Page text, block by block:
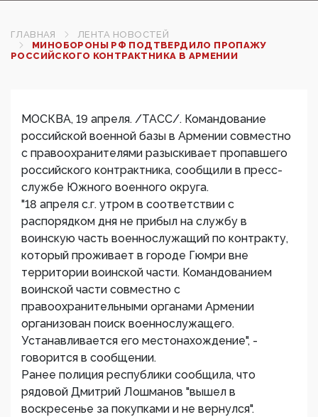
ГЛАВНАЯ
ЛЕНТА НОВОСТЕЙ
МИНОБОРОНЫ РФ ПОДТВЕРДИЛО ПРОПАЖУ
РОССИЙСКОГО КОНТРАКТНИКА В АРМЕНИИ‍
МОСКВА, 19 апреля. /ТАСС/. Командование
российской военной базы в Армении совместно
с правоохранителями разыскивает пропавшего
российского контрактника, сообщили в пресс-
службе Южного военного округа.
"18 апреля с.г. утром в соответствии с
распорядком дня не прибыл на службу в
воинскую часть военнослужащий по контракту,
который проживает в городе Гюмри вне
территории воинской части. Командованием
воинской части совместно с
правоохранительными органами Армении
организован поиск военнослужащего.
Устанавливается его местонахождение", -
говорится в сообщении.
Ранее полиция республики сообщила, что
рядовой Дмитрий Лошманов "вышел в
воскресенье за покупками и не вернулся".